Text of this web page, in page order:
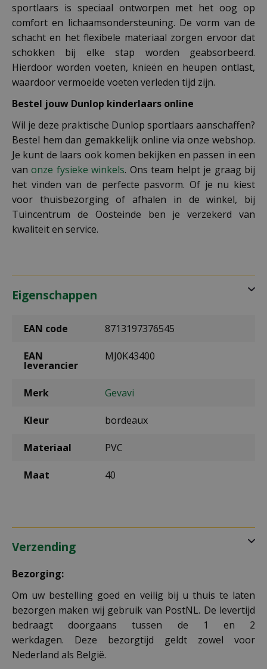
sportlaars is speciaal ontworpen met het oog op
comfort en lichaamsondersteuning. De vorm van de
schacht en het flexibele materiaal zorgen ervoor dat
schokken bij elke stap worden geabsorbeerd.
Hierdoor worden voeten, knieën en heupen ontlast,
waardoor vermoeide voeten verleden tijd zijn.
Bestel jouw Dunlop kinderlaars online
Wil je deze praktische Dunlop sportlaars aanschaffen?
Bestel hem dan gemakkelijk online via onze webshop.
Je kunt de laars ook komen bekijken en passen in een
vanonze fysieke winkels. Ons team helpt je graag bij
het vinden van de perfecte pasvorm. Of je nu kiest
voor thuisbezorging of afhalen in de winkel, bij
Tuincentrum de Oosteinde ben je verzekerd van
kwaliteit en service.
Eigenschappen
EAN code 8713197376545
EAN
leverancier
MJ0K43400
Merk Gevavi
Kleur bordeaux
Materiaal PVC
Maat 40
Verzending
Bezorging:
Om uw bestelling goed en veilig bij u thuis te laten
bezorgen maken wij gebruik van PostNL. De levertijd
bedraagt doorgaans tussen de 1 en 2
werkdagen. Deze bezorgtijd geldt zowel voor
Nederland als België.